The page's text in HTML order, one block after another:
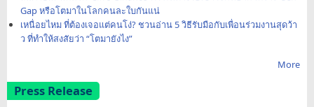
Gap หรือโตมาในโลกคนละใบกันแน่
เหนื่อยไหม ที่ต้องเจอแต่คนโง่? ชวนอ่าน 5 วิธีรับมือกับเพื่อนร่วมงานสุดว้า
ว ที่ทำให้สงสัยว่า “โตมายังไง”
More
Press Release